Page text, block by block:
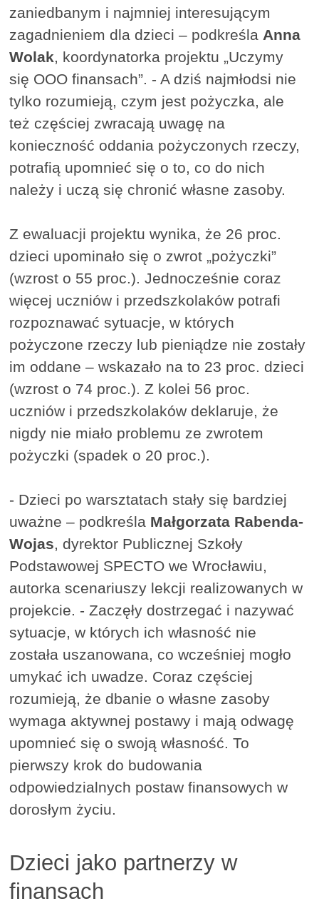
zaniedbanym i najmniej interesującym
zagadnieniem dla dzieci – podkreśla Anna
Wolak, koordynatorka projektu „Uczymy
się OOO finansach”. - A dziś najmłodsi nie
tylko rozumieją, czym jest pożyczka, ale
też częściej zwracają uwagę na
konieczność oddania pożyczonych rzeczy,
potrafią upomnieć się o to, co do nich
należy i uczą się chronić własne zasoby.
Z ewaluacji projektu wynika, że 26 proc.
dzieci upominało się o zwrot „pożyczki”
(wzrost o 55 proc.). Jednocześnie coraz
więcej uczniów i przedszkolaków potrafi
rozpoznawać sytuacje, w których
pożyczone rzeczy lub pieniądze nie zostały
im oddane – wskazało na to 23 proc. dzieci
(wzrost o 74 proc.). Z kolei 56 proc.
uczniów i przedszkolaków deklaruje, że
nigdy nie miało problemu ze zwrotem
pożyczki (spadek o 20 proc.).
- Dzieci po warsztatach stały się bardziej
uważne – podkreśla Małgorzata Rabenda-
Wojas, dyrektor Publicznej Szkoły
Podstawowej SPECTO we Wrocławiu,
autorka scenariuszy lekcji realizowanych w
projekcie. - Zaczęły dostrzegać i nazywać
sytuacje, w których ich własność nie
została uszanowana, co wcześniej mogło
umykać ich uwadze. Coraz częściej
rozumieją, że dbanie o własne zasoby
wymaga aktywnej postawy i mają odwagę
upomnieć się o swoją własność. To
pierwszy krok do budowania
odpowiedzialnych postaw finansowych w
dorosłym życiu.
Dzieci jako partnerzy w
finansach